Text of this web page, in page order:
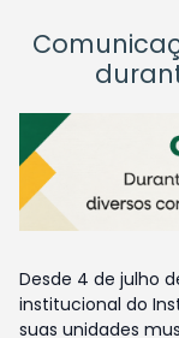
Desde 4 de julho
institucional do
suas unidades